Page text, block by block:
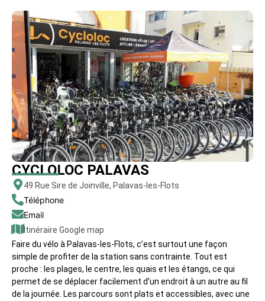
CYCLOLOC PALAVAS
49 Rue Sire de Joinville, Palavas-les-Flots
Téléphone
Email
Itinéraire Google map
Faire du vélo à Palavas-les-Flots, c’est surtout une façon
simple de profiter de la station sans contrainte. Tout est
proche : les plages, le centre, les quais et les étangs, ce qui
permet de se déplacer facilement d’un endroit à un autre au fil
de la journée. Les parcours sont plats et accessibles, avec une